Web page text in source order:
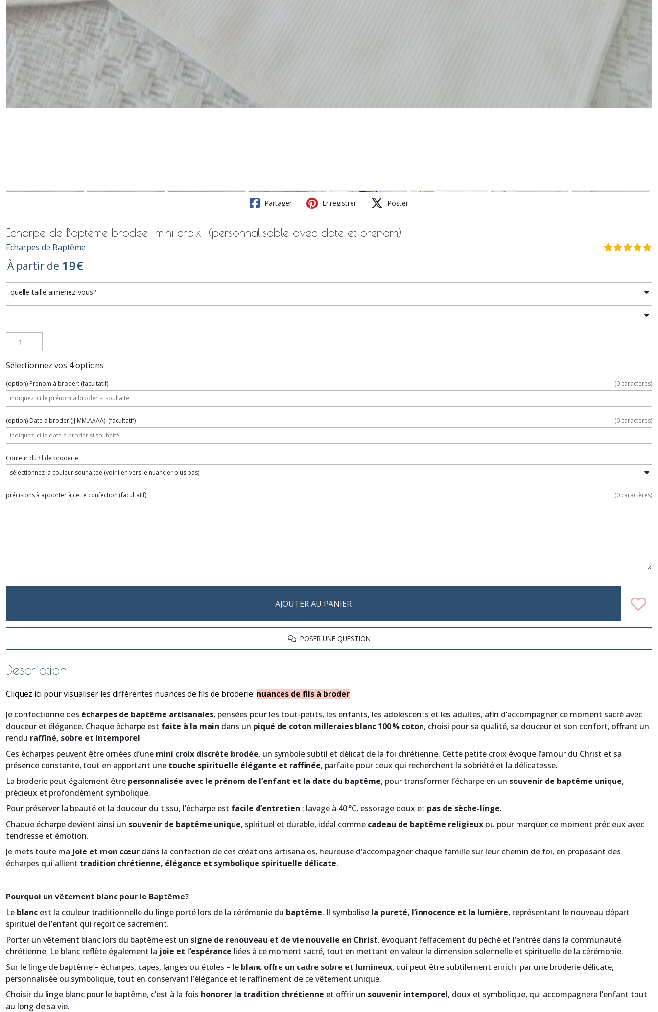
Partager Enregistrer Poster
Echarpe de Baptême brodée "mini croix" (personnalisable avec date et prénom)
Echarpes de Baptême
À partir de 19€
Sélectionnez vos 4 options
(option) Prénom à broder: (facultatif) (0 caractères)
(option) Date à broder (JJ.MM.AAAA): (facultatif) (0 caractères)
Couleur du fil de broderie:
précisions à apporter à cette confection (facultatif) (0 caractères)
AJOUTER AU PANIER
POSER UNE QUESTION
Description
Cliquez ici pour visualiser les différentes nuances de fils de broderie: nuances de fils à broder
Je confectionne des écharpes de baptême artisanales, pensées pour les tout-petits, les enfants, les adolescents et les adultes, afin d’accompagner ce moment sacré avec
douceur et élégance. Chaque écharpe est faite à la main dans un piqué de coton milleraies blanc 100 % coton, choisi pour sa qualité, sa douceur et son confort, offrant un
rendu raffiné, sobre et intemporel.
Ces écharpes peuvent être ornées d’une mini croix discrète brodée, un symbole subtil et délicat de la foi chrétienne. Cette petite croix évoque l’amour du Christ et sa
présence constante, tout en apportant une touche spirituelle élégante et raffinée, parfaite pour ceux qui recherchent la sobriété et la délicatesse.
La broderie peut également être personnalisée avec le prénom de l’enfant et la date du baptême, pour transformer l’écharpe en un souvenir de baptême unique,
précieux et profondément symbolique.
Pour préserver la beauté et la douceur du tissu, l’écharpe est facile d’entretien : lavage à 40 °C, essorage doux et pas de sèche-linge.
Chaque écharpe devient ainsi un souvenir de baptême unique, spirituel et durable, idéal comme cadeau de baptême religieux ou pour marquer ce moment précieux avec
tendresse et émotion.
Je mets toute ma joie et mon cœur dans la confection de ces créations artisanales, heureuse d’accompagner chaque famille sur leur chemin de foi, en proposant des
écharpes qui allient tradition chrétienne, élégance et symbolique spirituelle délicate.
Pourquoi un vêtement blanc pour le Baptême?
Le blanc est la couleur traditionnelle du linge porté lors de la cérémonie du baptême. Il symbolise la pureté, l’innocence et la lumière, représentant le nouveau départ
spirituel de l’enfant qui reçoit ce sacrement.
Porter un vêtement blanc lors du baptême est un signe de renouveau et de vie nouvelle en Christ, évoquant l’effacement du péché et l’entrée dans la communauté
chrétienne. Le blanc reflète également la joie et l’espérance liées à ce moment sacré, tout en mettant en valeur la dimension solennelle et spirituelle de la cérémonie.
Sur le linge de baptême – écharpes, capes, langes ou étoles – le blanc offre un cadre sobre et lumineux, qui peut être subtilement enrichi par une broderie délicate,
personnalisée ou symbolique, tout en conservant l’élégance et le raffinement de ce vêtement unique.
Choisir du linge blanc pour le baptême, c’est à la fois honorer la tradition chrétienne et offrir un souvenir intemporel, doux et symbolique, qui accompagnera l’enfant tout
au long de sa vie.